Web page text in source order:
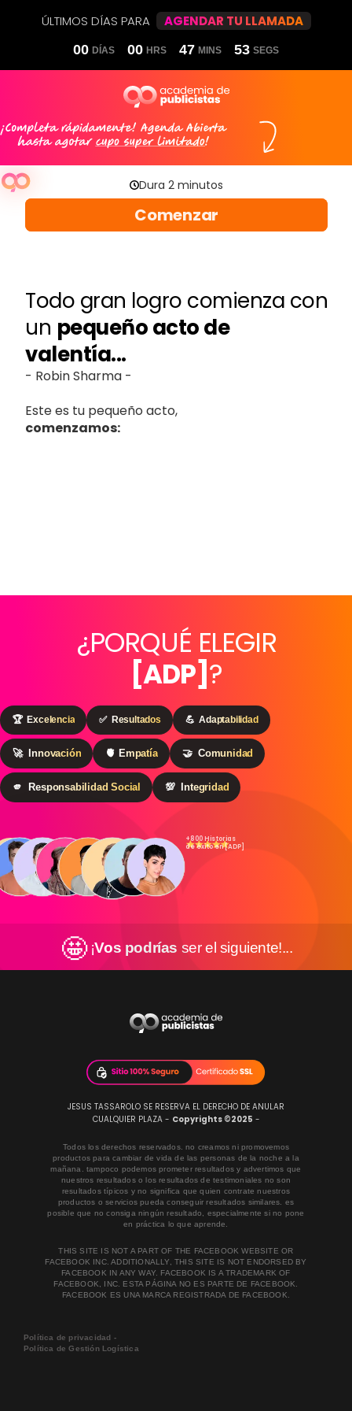
ÚLTIMOS DÍAS PARA AGENDAR TU LLAMADA
00 DÍAS 00 HRS 47 MINS 53 SEGS
¿PORQUÉ ELEGIR
[ADP] ?
🏆 Excelencia ✅ Resultados 💪Adaptabilidad
🚀 Innovación 🫀 Empatía 🤝Comunidad
🫵 Responsabilidad Social 💯 Integridad
+800 Historias
de éxito en [ADP]
🤩¡Vos podrías ser el siguiente!...
JESUS TASSAROLO SE RESERVA EL DERECHO DE ANULAR
CUALQUIER PLAZA - Copyrights ©2025 -
Todos los derechos reservados. no creamos ni promovemos
productos para cambiar de vida de las personas de la noche a la
mañana. tampoco podemos prometer resultados y advertimos que
nuestros resultados o los resultados de testimoniales no son
resultados típicos y no significa que quien contrate nuestros
productos o servicios pueda conseguir resultados similares. es
posible que no consiga ningún resultado, especialmente si no pone
en práctica lo que aprende.
THIS SITE IS NOT A PART OF THE FACEBOOK WEBSITE OR
FACEBOOK INC. ADDITIONALLY, THIS SITE IS NOT ENDORSED BY
FACEBOOK IN ANY WAY. FACEBOOK IS A TRADEMARK OF
FACEBOOK, INC. ESTA PÁGINA NO ES PARTE DE FACEBOOK.
FACEBOOK ES UNA MARCA REGISTRADA DE FACEBOOK.
Política de privacidad -
Política de Gestión Logística